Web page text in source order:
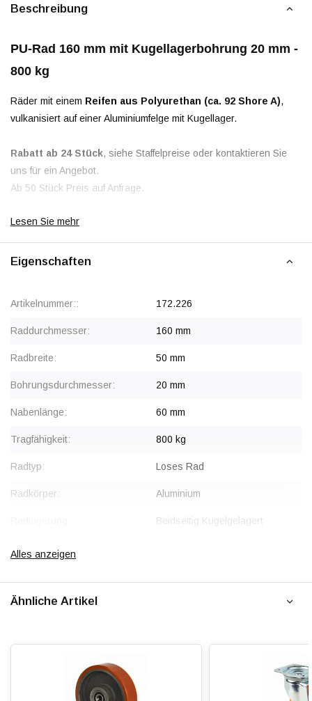
Beschreibung
PU-Rad 160 mm mit Kugellagerbohrung 20 mm -
800 kg
Räder mit einem Reifen aus Polyurethan (ca. 92 Shore A),
vulkanisiert auf einer Aluminiumfelge mit Kugellager.
Rabatt ab 24 Stück, siehe Staffelpreise oder kontaktieren Sie
uns für ein Angebot.
Ab 50 Stück Preis auf Anfrage.
Lesen Sie mehr
Eigenschaften
Artikelnummer:: 172.226
Raddurchmesser: 160 mm
Radbreite: 50 mm
Bohrungsdurchmesser: 20 mm
Nabenlänge: 60 mm
Tragfähigkeit: 800 kg
Radtyp: Loses Rad
Radkörper: Aluminium
Beidseitig Kugelgelagert
Lauffläche:
Rollwiderstand:
Alles anzeigen
Ähnliche Artikel